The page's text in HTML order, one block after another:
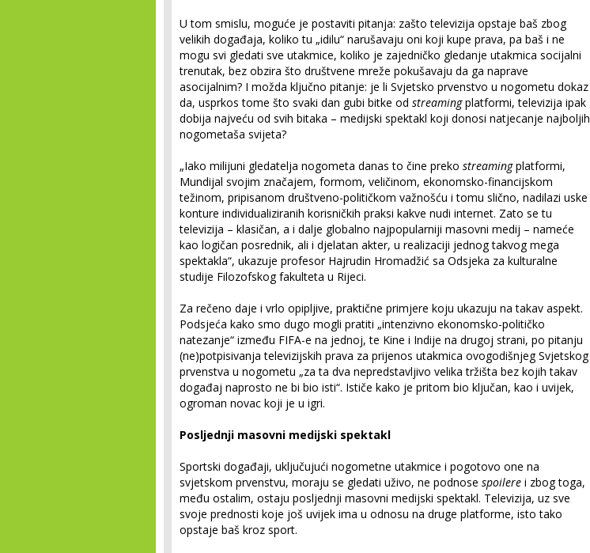
U tom smislu, moguće je postaviti pitanja: zašto televizija opstaje baš zbog
velikih događaja, koliko tu „idilu“ narušavaju oni koji kupe prava, pa baš i ne
mogu svi gledati sve utakmice, koliko je zajedničko gledanje utakmica socijalni
trenutak, bez obzira što društvene mreže pokušavaju da ga naprave
asocijalnim? I možda ključno pitanje: je li Svjetsko prvenstvo u nogometu dokaz
da, usprkos tome što svaki dan gubi bitke od streamingplatformi, televizija ipak
dobija najveću od svih bitaka – medijski spektakl koji donosi natjecanje najboljih
nogometaša svijeta?
„Iako milijuni gledatelja nogometa danas to čine preko streamingplatformi,
Mundijal svojim značajem, formom, veličinom, ekonomsko-financijskom
težinom, pripisanom društveno-političkom važnošću i tomu slično, nadilazi uske
konture individualiziranih korisničkih praksi kakve nudi internet. Zato se tu
televizija – klasičan, a i dalje globalno najpopularniji masovni medij – nameće
kao logičan posrednik, ali i djelatan akter, u realizaciji jednog takvog mega
spektakla“, ukazuje profesor Hajrudin Hromadžić sa Odsjeka za kulturalne
studije Filozofskog fakulteta u Rijeci.
Za rečeno daje i vrlo opipljive, praktične primjere koju ukazuju na takav aspekt.
Podsjeća kako smo dugo mogli pratiti „intenzivno ekonomsko-političko
natezanje“ između FIFA-e na jednoj, te Kine i Indije na drugoj strani, po pitanju
(ne)potpisivanja televizijskih prava za prijenos utakmica ovogodišnjeg Svjetskog
prvenstva u nogometu „za ta dva nepredstavljivo velika tržišta bez kojih takav
događaj naprosto ne bi bio isti“. Ističe kako je pritom bio ključan, kao i uvijek,
ogroman novac koji je u igri.
Posljednji masovni medijski spektakl
Sportski događaji, uključujući nogometne utakmice i pogotovo one na
svjetskom prvenstvu, moraju se gledati uživo, ne podnose spoilere i zbog toga,
među ostalim, ostaju posljednji masovni medijski spektakl. Televizija, uz sve
svoje prednosti koje još uvijek ima u odnosu na druge platforme, isto tako
opstaje baš kroz sport.